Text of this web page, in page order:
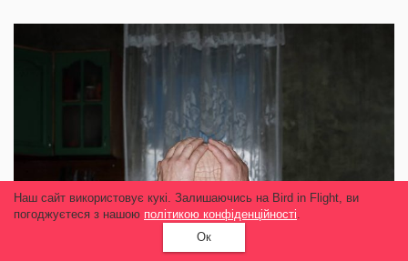
Наш сайт використовує кукі. Залишаючись на Bird in Flight, ви
погоджуєтеся з нашою політикою конфіденційності.
Ок